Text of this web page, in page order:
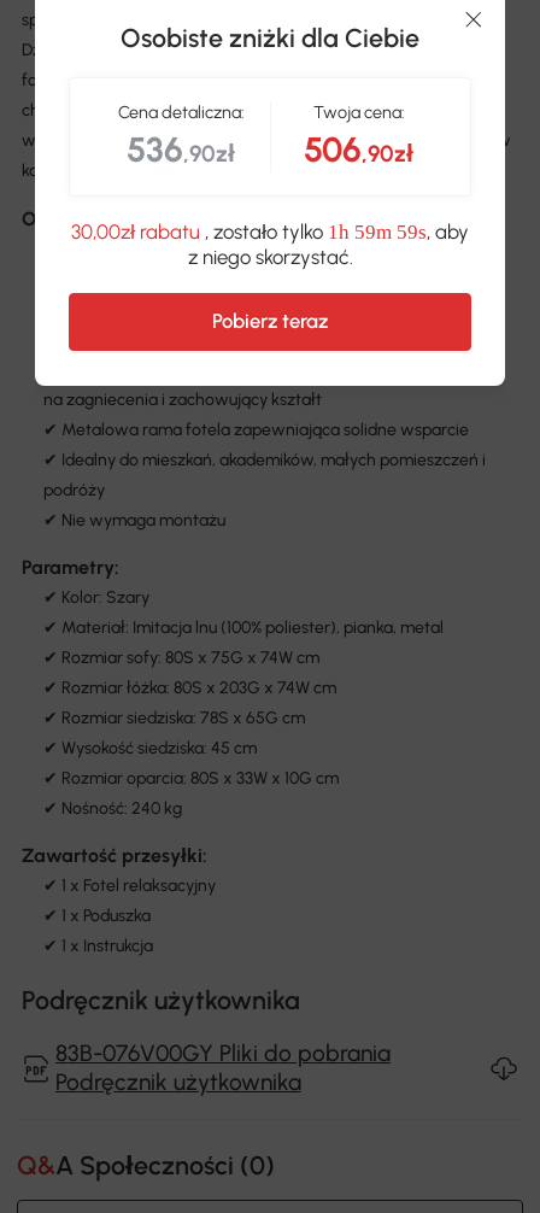
sprawdzi się jako przytulny fotel lub praktyczne łóżko dla gości.
Dzięki inteligentnemu designowi i grubemu wykończeniu, nasz
fotel idealnie nadaje się na wieczory filmowe, maratony gier czy
chwile relaksu. Kompaktowy, a jednocześnie wygodny,
wprowadza radość i odprężenie do Twojego domu. Zainwestuj w
komfort, który zachwyci Ciebie i Twoich gości!
Opis:
✔ Trójnie składany design
✔ Grube wyściełanie zapewniające niezrównany komfort
na zagniecenia i zachowujący kształt
✔ Metalowa rama fotela zapewniająca solidne wsparcie
✔ Idealny do mieszkań, akademików, małych pomieszczeń i
podróży
✔ Nie wymaga montażu
Parametry:
✔ Kolor: Szary
✔ Materiał: Imitacja lnu (100% poliester), pianka, metal
✔ Rozmiar sofy: 80S x 75G x 74W cm
✔ Rozmiar łóżka: 80S x 203G x 74W cm
✔ Rozmiar siedziska: 78S x 65G cm
✔ Wysokość siedziska: 45 cm
✔ Rozmiar oparcia: 80S x 33W x 10G cm
✔ Nośność: 240 kg
Zawartość przesyłki:
✔ 1 x Fotel relaksacyjny
✔ 1 x Poduszka
✔ 1 x Instrukcja
Podręcznik użytkownika
83B-076V00GY Pliki do pobrania
Podręcznik użytkownika
Q&A Społeczności (0)
Osobiste zniżki dla Ciebie
Cena detaliczna:
536,90zł
Twoja cena:
506,90zł
30,00zł rabatu , zostało tylko 1h 59m 59s, aby
z niego skorzystać.
Pobierz teraz